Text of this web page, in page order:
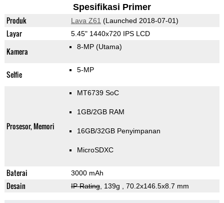
Spesifikasi Primer
Produk Lava Z61 (Launched 2018-07-01)
Layar 5.45" 1440x720 IPS LCD
Kamera 8-MP (Utama)
Selfie 5-MP
Prosesor, Memori
MT6739 SoC
1GB/2GB RAM
16GB/32GB Penyimpanan
MicroSDXC
Baterai 3000 mAh
Desain IP Rating, 139g , 70.2x146.5x8.7 mm